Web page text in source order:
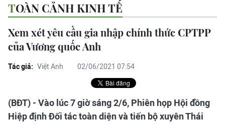
TOÀN CẢNH KINH TẾ
Xem xét yêu cầu gia nhập chính thức CPTPP
của Vương quốc Anh
Tác giả: Việt Anh 02/06/2021 07:54
(BĐT) - Vào lúc 7 giờ sáng 2/6, Phiên họp Hội đồng
Hiệp định Đối tác toàn diện và tiến bộ xuyên Thái